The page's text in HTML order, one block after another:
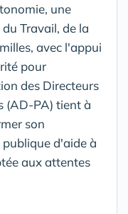
une
Travail, de la
avec l'appui
pour
des Directeurs
(AD-PA) tient à
son
d'aide à
aux attentes